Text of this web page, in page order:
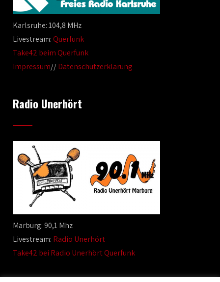
Karlsruhe: 104,8 MHz
Livestream:Querfunk
Take42 beim Querfunk
Impressum//Datenschutzerklärung
Radio Unerhört
Marburg: 90,1 Mhz
Livestream: Radio Unerhört
Take42 bei Radio Unerhört Querfunk